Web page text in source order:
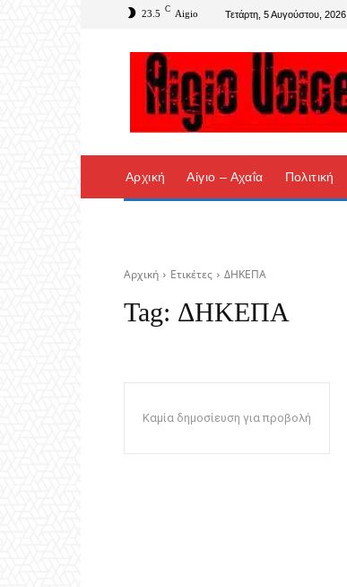
23.5 C Aigio Τετάρτη, 5 Αυγούστου, 2026
Αρχική Αίγιο – Αχαΐα Πολιτική
Αρχική Ετικέτες ΔΗΚΕΠΑ
Tag: ΔΗΚΕΠΑ
Καμία δημοσίευση για προβολή